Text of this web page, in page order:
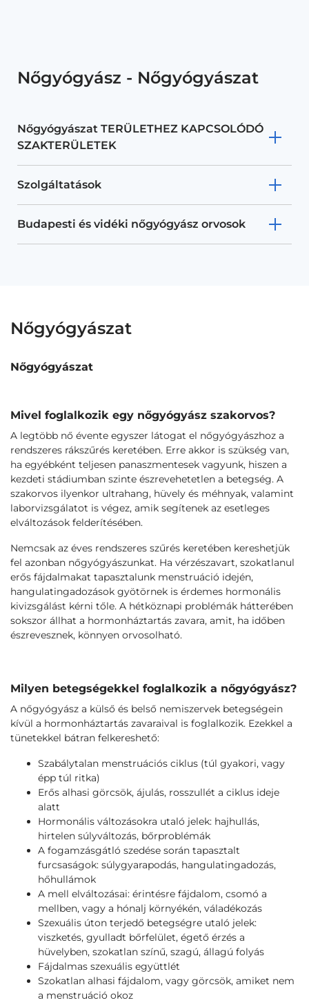
Nőgyógyász - Nőgyógyászat
Nőgyógyászat TERÜLETHEZ KAPCSOLÓDÓ
SZAKTERÜLETEK
Szolgáltatások
Budapesti és vidéki nőgyógyász orvosok
Nőgyógyászat
Nőgyógyászat
Mivel foglalkozik egy nőgyógyász szakorvos?
A legtöbb nő évente egyszer látogat el nőgyógyászhoz a
rendszeres rákszűrés keretében. Erre akkor is szükség van,
ha egyébként teljesen panaszmentesek vagyunk, hiszen a
kezdeti stádiumban szinte észrevehetetlen a betegség. A
szakorvos ilyenkor ultrahang, hüvely és méhnyak, valamint
laborvizsgálatot is végez, amik segítenek az esetleges
elváltozások felderítésében.
Nemcsak az éves rendszeres szűrés keretében kereshetjük
fel azonban nőgyógyászunkat. Ha vérzészavart, szokatlanul
erős fájdalmakat tapasztalunk menstruáció idején,
hangulatingadozások gyötörnek is érdemes hormonális
kivizsgálást kérni tőle. A hétköznapi problémák hátterében
sokszor állhat a hormonháztartás zavara, amit, ha időben
észrevesznek, könnyen orvosolható.
Milyen betegségekkel foglalkozik a nőgyógyász?
A nőgyógyász a külső és belső nemiszervek betegségein
kívül a hormonháztartás zavaraival is foglalkozik. Ezekkel a
tünetekkel bátran felkereshető:
Szabálytalan menstruációs ciklus (túl gyakori, vagy
épp túl ritka)
Erős alhasi görcsök, ájulás, rosszullét a ciklus ideje
alatt
Hormonális változásokra utaló jelek: hajhullás,
hirtelen súlyváltozás, bőrproblémák
A fogamzásgátló szedése során tapasztalt
furcsaságok: súlygyarapodás, hangulatingadozás,
hőhullámok
A mell elváltozásai: érintésre fájdalom, csomó a
mellben, vagy a hónalj környékén, váladékozás
Szexuális úton terjedő betegségre utaló jelek:
viszketés, gyulladt bőrfelület, égető érzés a
hüvelyben, szokatlan színű, szagú, állagú folyás
Fájdalmas szexuális együttlét
Szokatlan alhasi fájdalom, vagy görcsök, amiket nem
a menstruáció okoz